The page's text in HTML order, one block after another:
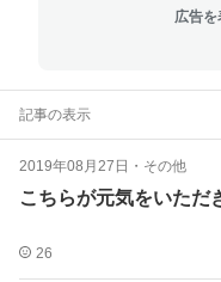
広告
記事の表示
2019年08月27日 ・ その他
こちらが元気をいただ
26